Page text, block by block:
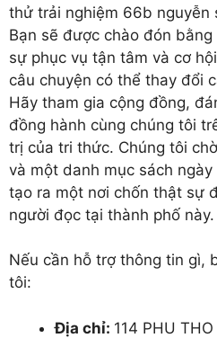
thử trải nghiệm 66b nguyễn
Bạn sẽ được chào đón
sự phục vụ tận tâm và cơ
câu chuyện có thể thay đổi
Hãy tham gia cộng đồng,
đồng hành cùng chúng tôi
trị của tri thức. Chúng tôi
và một danh mục sách
tạo ra một nơi chốn thật sự
người đọc tại thành phố này.
Nếu cần hỗ trợ thông tin gì,
tôi:
Địa chỉ: 114 PHU